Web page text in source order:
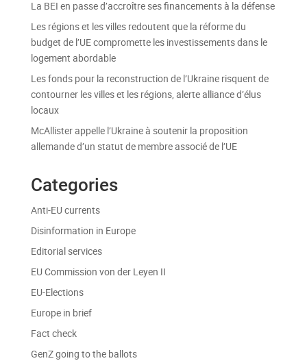
La BEI en passe d’accroître ses financements à la défense
Les régions et les villes redoutent que la réforme du
budget de l’UE compromette les investissements dans le
logement abordable
Les fonds pour la reconstruction de l’Ukraine risquent de
contourner les villes et les régions, alerte alliance d’élus
locaux
McAllister appelle l’Ukraine à soutenir la proposition
allemande d’un statut de membre associé de l’UE
Categories
Anti-EU currents
Disinformation in Europe
Editorial services
EU Commission von der Leyen II
EU-Elections
Europe in brief
Fact check
GenZ going to the ballots